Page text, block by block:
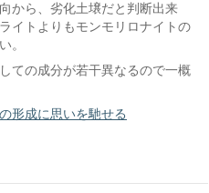
から、劣化土壌だと判断出来
イトよりもモンモリロナイトの
。
ての成分が若干異なるので一概
形成に思いを馳せる